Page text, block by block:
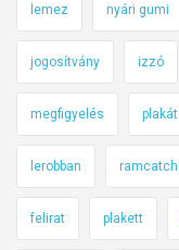
lemez nyári gumi
jogosítvány izzó
megfigyelés plakát
lerobban ramcatch
felirat plakett